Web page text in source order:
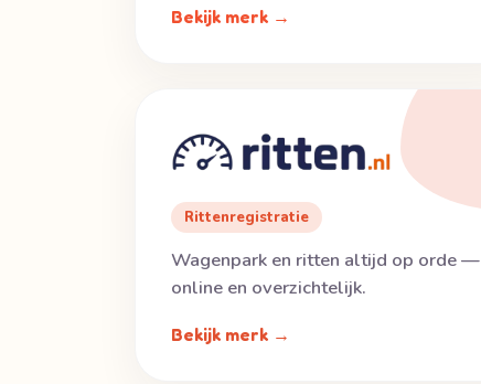
Bekijk merk →
Rittenregistratie
Wagenpark en ritten altijd op orde —
online en overzichtelijk.
Bekijk merk →